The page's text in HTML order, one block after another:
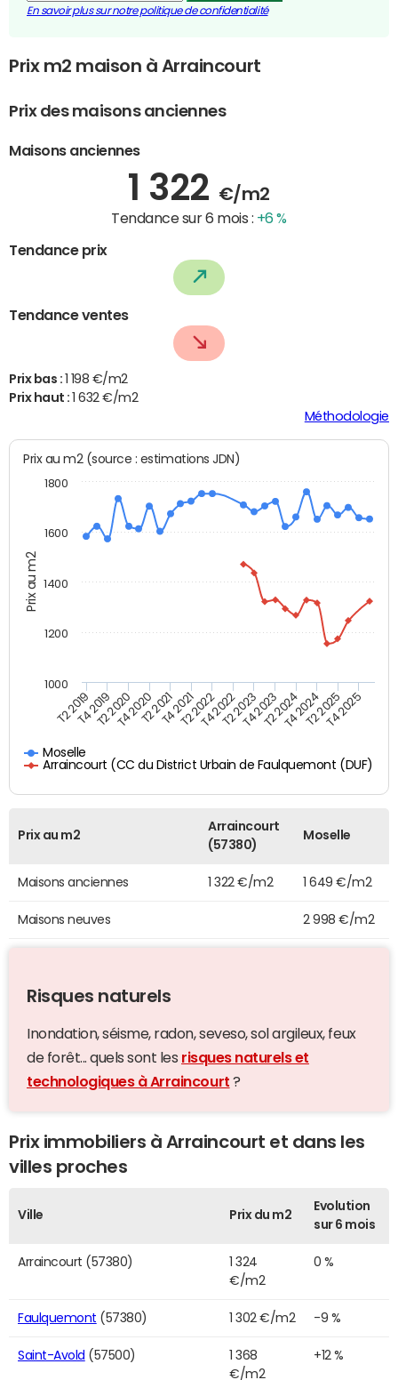
En savoir plus sur notre politique de confidentialité
Prix m2 maison à Arraincourt
Prix des maisons anciennes
Maisons anciennes
1 322 €/m2
Tendance sur 6 mois : +6 %
Tendance prix
Tendance ventes
Prix bas :
1 198 €/m2
Prix haut :
1 632 €/m2
Méthodologie
Prix au m2
Prix au m2 (source : estimations JDN)
Moselle
Arraincourt (CC du District Urbain de Faulquemont (DUF)
T2 2019T4 2019T2 2020T4 2020T2 2021T4 2021T2 2022T4 2022T2 2023T4 2023T2 2024T4 2024T2 2025T4 2025
1000
1200
1400
1600
1800
Prix au m2
Arraincourt
(57380)
Moselle
Maisons anciennes 1 322 €/m2 1 649 €/m2
Maisons neuves 2 998 €/m2
Risques naturels
Inondation, séisme, radon, seveso, sol argileux, feux
de forêt... quels sont les risques naturels et
technologiques à Arraincourt ?
Prix immobiliers à Arraincourt et dans les
villes proches
Ville Prix du m2
Evolution
sur 6 mois
Arraincourt (57380)
1 324
€/m2
0 %
Faulquemont (57380) 1 302 €/m2 -9 %
Saint-Avold (57500)
1 368
€/m2
+12 %